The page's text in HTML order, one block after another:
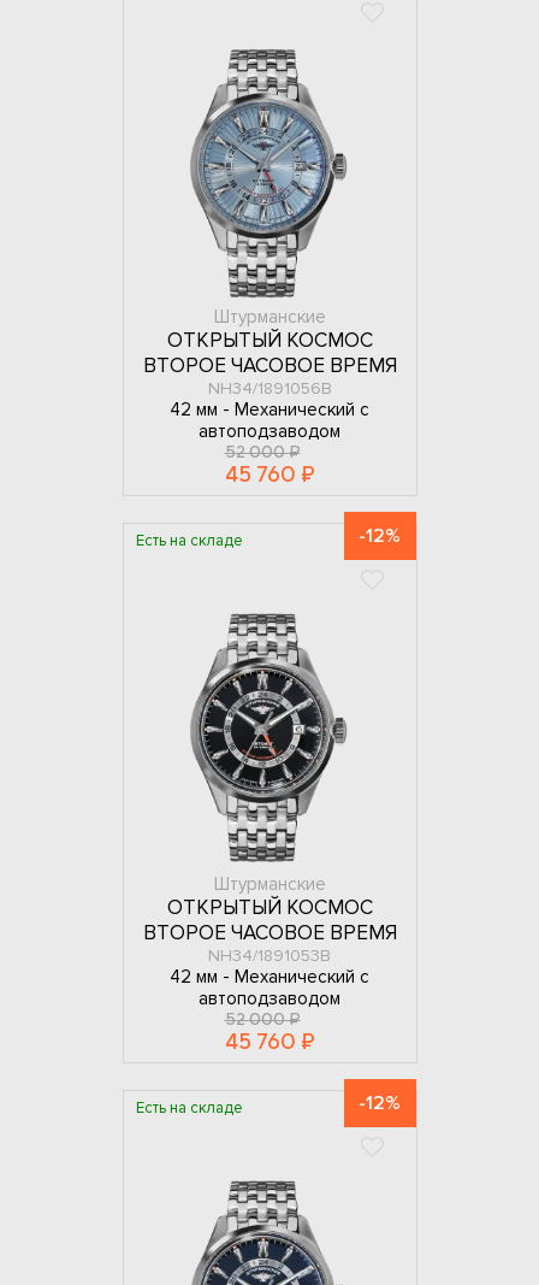
Штурманские
ОТКРЫТЫЙ КОСМОС
ВТОРОЕ ЧАСОВОЕ ВРЕМЯ
NH34/1891056B
42 мм - Механический с
автоподзаводом
52 000 ₽
45 760 ₽
Есть на складе -12%
Штурманские
ОТКРЫТЫЙ КОСМОС
ВТОРОЕ ЧАСОВОЕ ВРЕМЯ
NH34/1891053B
42 мм - Механический с
автоподзаводом
52 000 ₽
45 760 ₽
Есть на складе -12%